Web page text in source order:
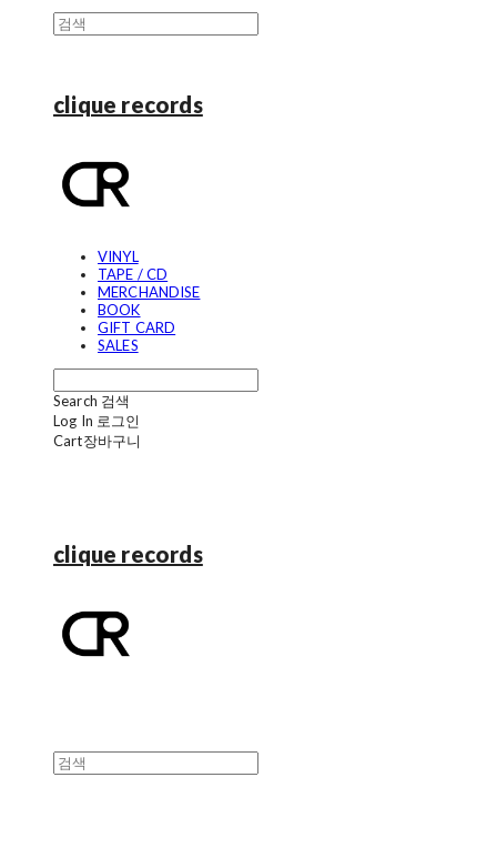
clique records
VINYL
TAPE / CD
MERCHANDISE
BOOK
GIFT CARD
SALES
Search 검색
Log In 로그인
Cart장바구니
clique records